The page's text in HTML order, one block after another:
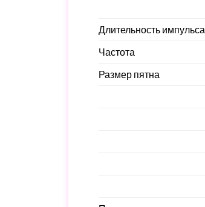
Длительность импульса
Частота
Размер пятна